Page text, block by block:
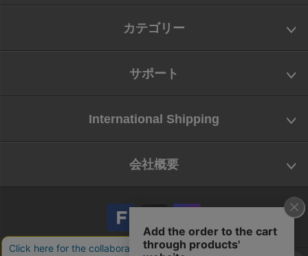
カテゴリー
サポート
International Shipping
会社概要